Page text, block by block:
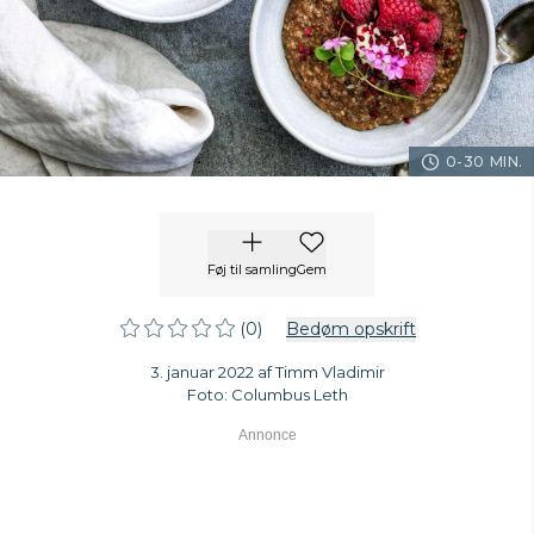
0-30 MIN.
Føj til samlingGem
(0) Bedøm opskrift
3. januar 2022 af Timm Vladimir
Foto: Columbus Leth